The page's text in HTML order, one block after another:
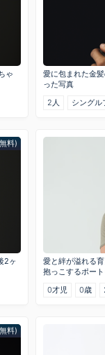
ゃ
愛に包まれた金
った写真
2人
シングル
料)
2ヶ
愛と絆が溢れる
抱っこするポー
0才児
0歳
料)